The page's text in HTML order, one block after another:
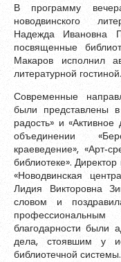
В программу
новодвинского
Надежда Ивановна
посвященные
Макаров исполнил
литературной гостиной.
Современные
были представлены
радость» и «Активное
объединении
краеведение»,
библиотеке».
«Новодвинская
Лидия Викторовна
словом и
благодарности были
дела, стоявшим у
библиотечной системы.
Уже